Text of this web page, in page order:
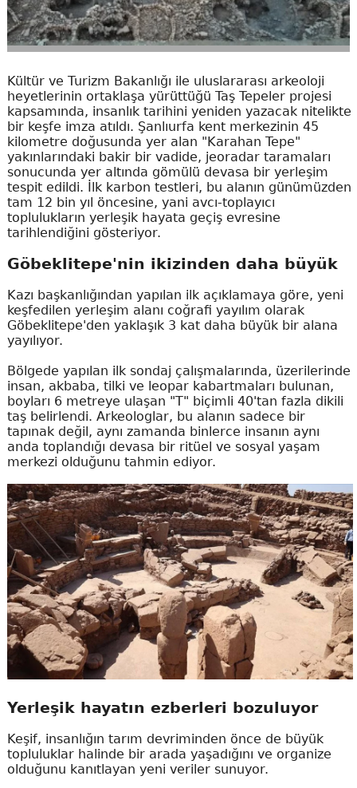
Kültür ve Turizm Bakanlığı ile uluslararası arkeoloji
heyetlerinin ortaklaşa yürüttüğü Taş Tepeler projesi
kapsamında, insanlık tarihini yeniden yazacak nitelikte
bir keşfe imza atıldı. Şanlıurfa kent merkezinin 45
kilometre doğusunda yer alan "Karahan Tepe"
yakınlarındaki bakir bir vadide, jeoradar taramaları
sonucunda yer altında gömülü devasa bir yerleşim
tespit edildi. İlk karbon testleri, bu alanın günümüzden
tam 12 bin yıl öncesine, yani avcı-toplayıcı
toplulukların yerleşik hayata geçiş evresine
tarihlendiğini gösteriyor.
Göbeklitepe'nin ikizinden daha büyük
Kazı başkanlığından yapılan ilk açıklamaya göre, yeni
keşfedilen yerleşim alanı coğrafi yayılım olarak
Göbeklitepe'den yaklaşık 3 kat daha büyük bir alana
yayılıyor.
Bölgede yapılan ilk sondaj çalışmalarında, üzerilerinde
insan, akbaba, tilki ve leopar kabartmaları bulunan,
boyları 6 metreye ulaşan "T" biçimli 40'tan fazla dikili
taş belirlendi. Arkeologlar, bu alanın sadece bir
tapınak değil, aynı zamanda binlerce insanın aynı
anda toplandığı devasa bir ritüel ve sosyal yaşam
merkezi olduğunu tahmin ediyor.
Yerleşik hayatın ezberleri bozuluyor
Keşif, insanlığın tarım devriminden önce de büyük
topluluklar halinde bir arada yaşadığını ve organize
olduğunu kanıtlayan yeni veriler sunuyor.